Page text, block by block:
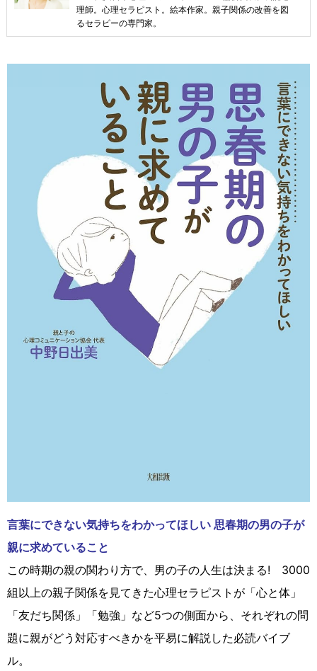
理師。心理セラピスト。絵本作家。親子関係の改善を図
るセラピーの専門家。
言葉にできない気持ちをわかってほしい 思春期の男の子が
親に求めていること
この時期の親の関わり方で、男の子の人生は決まる! 3000
組以上の親子関係を見てきた心理セラピストが「心と体」
「友だち関係」「勉強」など5つの側面から、それぞれの問
題に親がどう対応すべきかを平易に解説した必読バイブ
ル。